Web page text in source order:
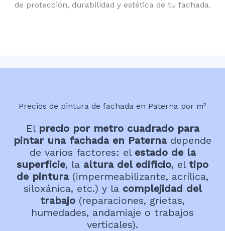
de protección, durabilidad y estética de tu fachada.
Precios de pintura de fachada en Paterna por m²
El precio por metro cuadrado para
pintar una fachada en Paternadepende
de varios factores: el estado de la
superficie, la altura del edificio, el tipo
de pintura(impermeabilizante, acrílica,
siloxánica, etc.) y la complejidad del
trabajo (reparaciones, grietas,
humedades, andamiaje o trabajos
verticales).